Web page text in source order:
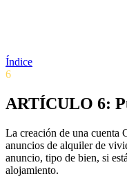
Índice
6
ARTÍCULO 6:
La creación de una cuenta
anuncios de alquiler de
anuncio, tipo de bien, si
alojamiento.